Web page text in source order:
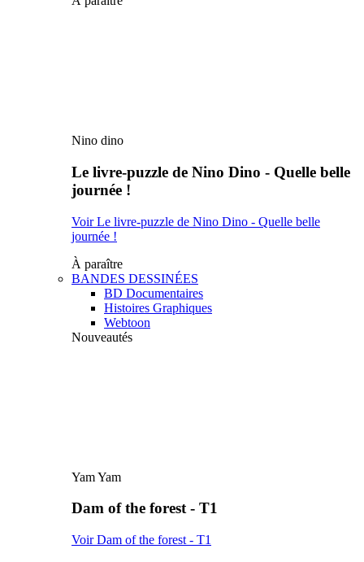
Nino dino
Le livre-puzzle de Nino Dino - Quelle belle
journée !
Voir Le livre-puzzle de Nino Dino - Quelle belle
journée !
À paraître
BANDES DESSINÉES
BD Documentaires
Histoires Graphiques
Webtoon
Nouveautés
Yam Yam
Dam of the forest - T1
Voir Dam of the forest - T1